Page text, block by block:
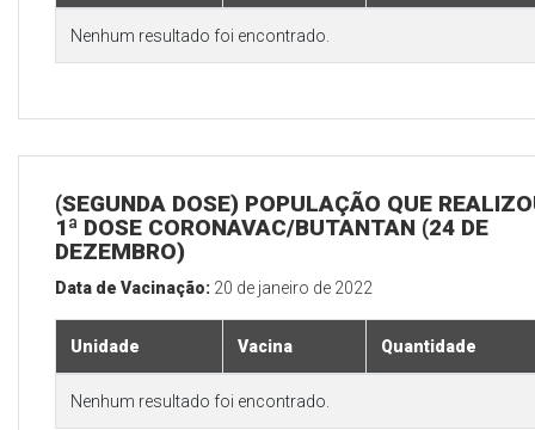
Nenhum resultado foi encontrado.
(SEGUNDA DOSE) POPULAÇÃO QUE
1ª DOSE CORONAVAC/BUTANTAN (24 DE
DEZEMBRO)
Data de Vacinação: 20 de janeiro de 2022
Unidade Vacina Quantidade
Nenhum resultado foi encontrado.